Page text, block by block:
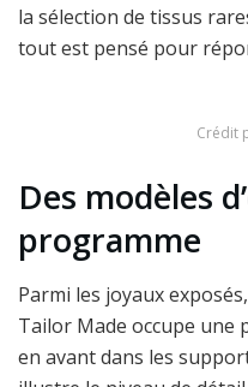
la sélection de tissus
tout est pensé pour
Crédit
Des modèles
programme
Parmi les joyaux
Tailor Made occupe une
en avant dans les